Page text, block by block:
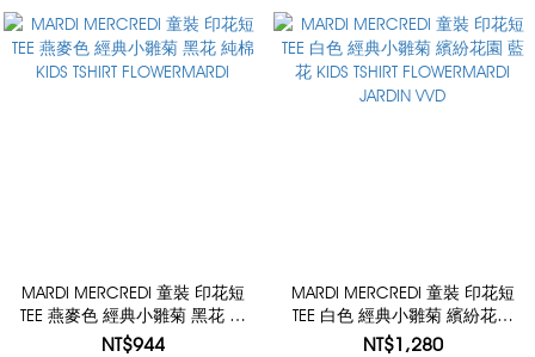
MARDI MERCREDI 童裝 印花短
TEE 燕麥色 經典小雛菊 黑花 純
棉 KIDS TSHIRT FLOWERMARDI
NT$944
MARDI MERCREDI 童裝 印花短
TEE 白色 經典小雛菊 繽紛花園
藍花 KIDS TSHIRT FLOWERMARDI
NT$1,280